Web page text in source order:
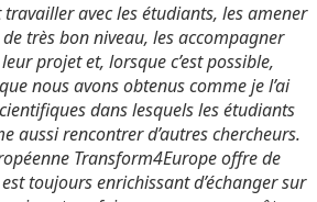
travailler avec les étudiants, les amener
très bon niveau, les accompagner
projet et, lorsque c’est possible,
nous avons obtenus comme je l’ai
dans lesquels les étudiants
aussi rencontrer d’autres chercheurs.
Transform4Europe offre de
toujours enrichissant d’échanger sur